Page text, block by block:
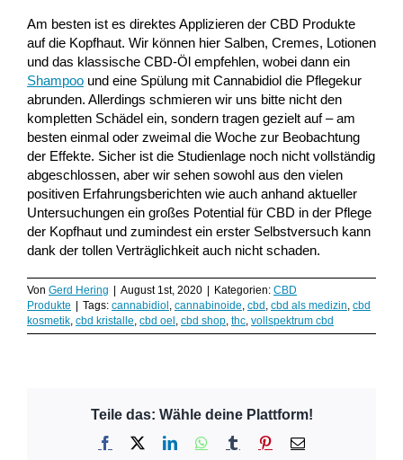
Am besten ist es direktes Applizieren der CBD Produkte
auf die Kopfhaut. Wir können hier Salben, Cremes, Lotionen
und das klassische CBD-Öl empfehlen, wobei dann ein
Shampoo und eine Spülung mit Cannabidiol die Pflegekur
abrunden. Allerdings schmieren wir uns bitte nicht den
kompletten Schädel ein, sondern tragen gezielt auf – am
besten einmal oder zweimal die Woche zur Beobachtung
der Effekte. Sicher ist die Studienlage noch nicht vollständig
abgeschlossen, aber wir sehen sowohl aus den vielen
positiven Erfahrungsberichten wie auch anhand aktueller
Untersuchungen ein großes Potential für CBD in der Pflege
der Kopfhaut und zumindest ein erster Selbstversuch kann
dank der tollen Verträglichkeit auch nicht schaden.
Von Gerd Hering August 1st, 2020 Kategorien: CBD
Produkte
Tags: cannabidiol , cannabinoide, cbd , cbd als medizin, cbd
kosmetik, cbd kristalle, cbd oel , cbd shop, thc, vollspektrum cbd
Teile das: Wähle deine Plattform!
Facebook LinkedInWhatsApp
Tumblr Pinterest
E-